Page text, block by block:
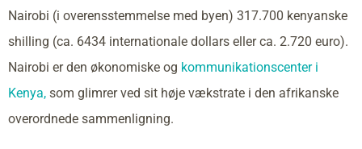
Nairobi (i overensstemmelse med byen) 317.700 kenyanske
shilling (ca. 6434 internationale dollars eller ca. 2.720 euro).
Nairobi er den økonomiske og kommunikationscenter i
Kenya, som glimrer ved sit høje vækstrate i den afrikanske
overordnede sammenligning.